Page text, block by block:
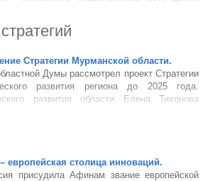
до 2020 года и на период до 2030 года.
более девяноста человек &ndas...
Стратегии Мурманской области.
Думы рассмотрел проект Стратегии
развития региона до 2025 года.
развития области Елена Тихонова
достигнутых по итогам первого этапа ее
европейская столица инноваций.
присудила Афинам звание европейской